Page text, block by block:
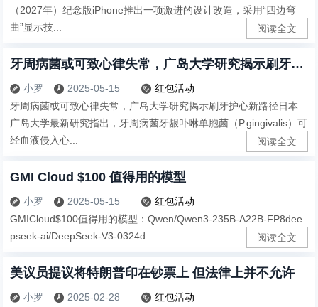
（2027年）纪念版iPhone推出一项激进的设计改造，采用“四边弯
曲”显示技...
阅读全文
牙周病菌或可致心律失常，广岛大学研究揭示刷牙护心新路径
 小罗  2025-05-15  红包活动
牙周病菌或可致心律失常，广岛大学研究揭示刷牙护心新路径日本
广岛大学最新研究指出，牙周病菌牙龈卟啉单胞菌（P.gingivalis）可
经血液侵入心...
阅读全文
GMI Cloud $100 值得用的模型
 小罗  2025-05-15  红包活动
GMICloud$100值得用的模型：Qwen/Qwen3-235B-A22B-FP8dee
pseek-ai/DeepSeek-V3-0324d...
阅读全文
美议员提议将特朗普印在钞票上 但法律上并不允许
 小罗  2025-02-28  红包活动